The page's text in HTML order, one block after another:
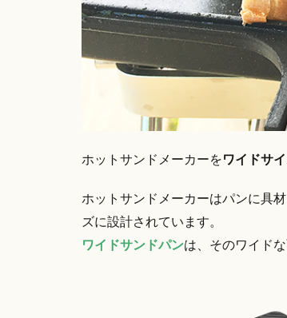
ホットサンドメーカーをワイドサ
ホットサンドメーカーはパンに具
ズに設計されています。
ワイドサンドパンは、そのワイド